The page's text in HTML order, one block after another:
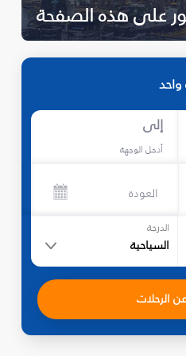
على هذه الصفحة
واحد
إلى
أدخل الوجهة
العودة
الدرجة
السياحية
الرحلات